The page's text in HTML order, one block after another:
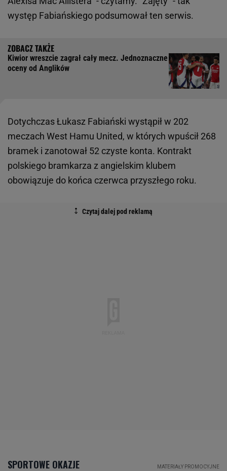
występ Fabiańskiego podsumował ten serwis.
Kiwior wreszcie zagrał cały mecz. Jednoznaczne
oceny od Anglików
Dotychczas Łukasz Fabiański wystąpił w 202
meczach West Hamu United, w których wpuścił 268
bramek i zanotował 52 czyste konta. Kontrakt
polskiego bramkarza z angielskim klubem
obowiązuje do końca czerwca przyszłego roku.